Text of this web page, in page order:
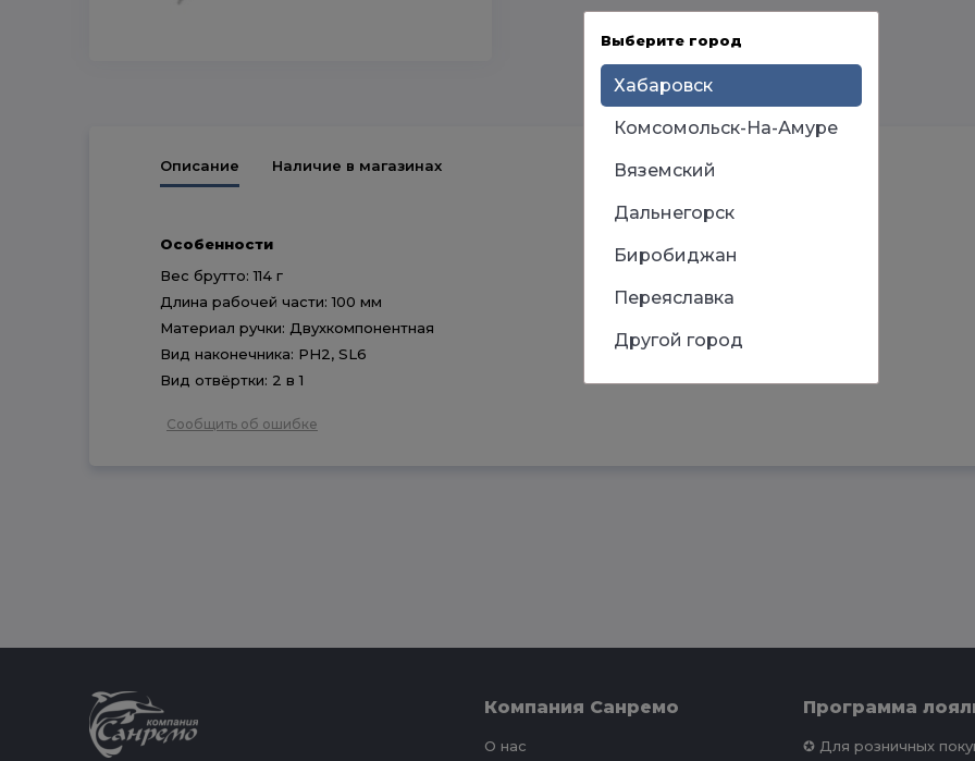
Описание Наличие в магазинах
Особенности
Вес брутто: 114 г
Длина рабочей части: 100 мм
Материал ручки: Двухкомпонентная
Вид наконечника: PH2, SL6
Вид отвёртки: 2 в 1
Сообщить об ошибке
Компания Санремо
О нас
Программа
✪ Для розничных
Выберите город
Хабаровск
Комсомольск-На-Амуре
Вяземский
Дальнегорск
Биробиджан
Переяславка
Другой город